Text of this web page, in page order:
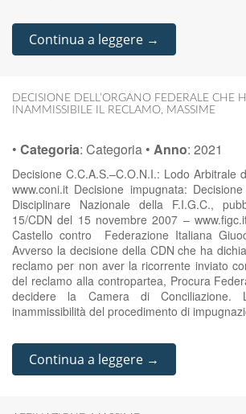
Continua a leggere →
DECISIONE DELL’ORGANO FEDERALE CHE
INAMMISSIBILE IL RECLAMO, MASSIME
• Categoria: Categoria • Anno: 2021
Decisione C.C.A.S.–C.O.N.I.: Lodo Arbitrale
www.coni.it Decisione impugnata:
Disciplinare Nazionale della F.I.G.C.,
15/CDN del 15 novembre 2007 –
Castello contro Federazione Italiana
Avverso la decisione della CDN che ha
reclamo per non aver la ricorrente inviato
del reclamo alla contropartea, Procura
decidere la Camera di Conciliazione.
inammissibilità del procedimento di
Continua a leggere →